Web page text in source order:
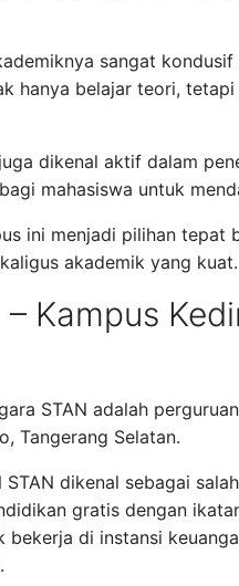
sangat
hanya belajar teori,
dikenal aktif dalam
mahasiswa untuk
ini menjadi pilihan
akademik yang kuat.
– Kampus
STAN adalah
Tangerang Selatan.
STAN dikenal sebagai
gratis dengan
bekerja di instansi